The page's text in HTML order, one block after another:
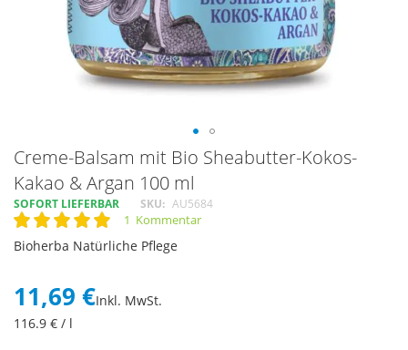
Creme-Balsam mit Bio Sheabutter-Kokos-
Kakao & Argan 100 ml
SOFORT LIEFERBAR SKU AU5684
Rating: 1 Kommentar
Bioherba Natürliche Pflege
11,69 €Inkl. MwSt.
116.9 € / l
Skip
the
beginning
of
the